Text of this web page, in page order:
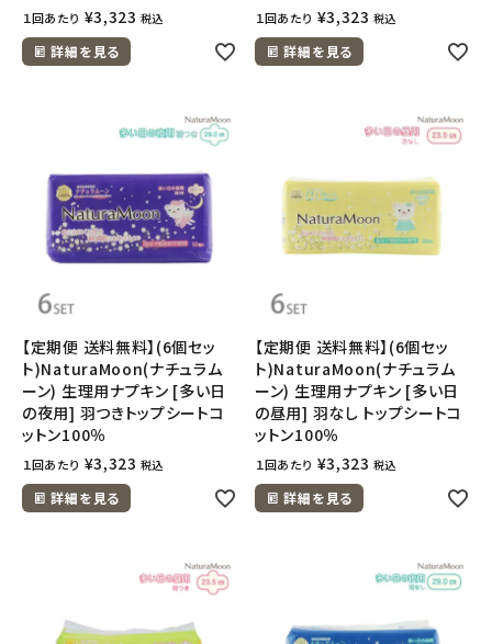
１回あたり ¥3,323 税込
詳細を見る
１回あたり ¥3,323 税込
詳細を見る
【定期便 送料無料】(6個セッ
ト)NaturaMoon(ナチュラム
ーン) 生理用ナプキン [多い日
の夜用] 羽つきトップシートコ
ットン100％
１回あたり ¥3,323 税込
詳細を見る
【定期便 送料無料】(6個セッ
ト)NaturaMoon(ナチュラム
ーン) 生理用ナプキン [多い日
の昼用] 羽なし トップシートコ
ットン100％
１回あたり ¥3,323 税込
詳細を見る